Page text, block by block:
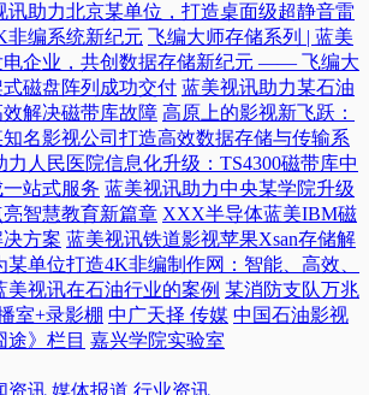
讯助力北京某单位，打造桌面级超静音雷
非编系统新纪元 飞编大师存储系列 | 蓝美
电企业，共创数据存储新纪元 —— 飞编大
磁盘阵列成功交付 蓝美视讯助力某石油
解决磁带库故障 高原上的影视新飞跃：
名影视公司打造高效数据存储与传输系
力人民医院信息化升级：TS4300磁带库中
站式服务 蓝美视讯助力中央某学院升级
智慧教育新篇章 XXX半导体蓝美IBM磁
方案 蓝美视讯铁道影视苹果Xsan存储解
某单位打造4K非编制作网：智能、高效、
美视讯在石油行业的案例 某消防支队万兆
室+录影棚 中广天择 传媒 中国石油影视
途》栏目 嘉兴学院实验室
资讯 媒体报道 行业资讯